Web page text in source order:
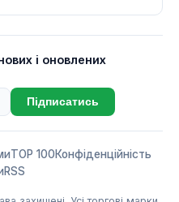
і оновлених
Підписатись
TOP 100Конфіденційність
RSS